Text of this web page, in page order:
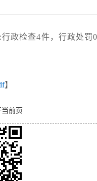
政检查4件，行政处罚0
】
前页